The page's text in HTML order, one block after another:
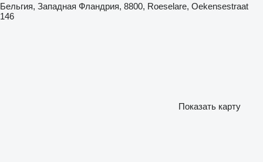
Бельгия, Западная Фландрия, 8800, Roeselare, Oekensestraat
146
Показать карту